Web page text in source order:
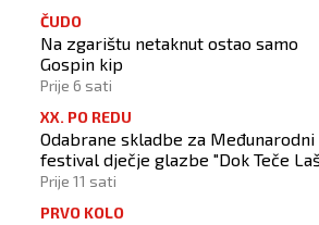
ČUDO
Na zgarištu netaknut ostao samo
Gospin kip
Prije 6 sati
XX. PO REDU
Odabrane skladbe za Međunarodni
festival dječje glazbe "Dok Teče
Prije 11 sati
PRVO KOLO